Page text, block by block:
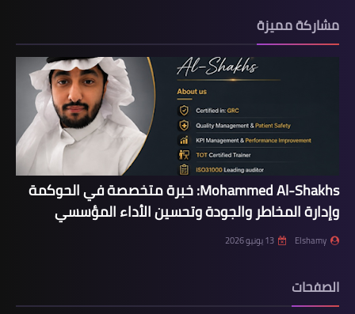
مشاركة مميزة
Mohammed Al-Shakhs: خبرة متخصصة في الحوكمة
وإدارة المخاطر والجودة وتحسين الأداء المؤسسي
Elshamy 13 يونيو 2026
الصفحات